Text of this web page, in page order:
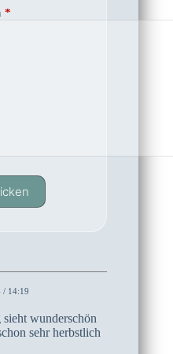
*
/ 14:19
wunderschön
sehr herbstlich